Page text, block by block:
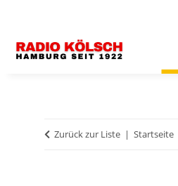
Zurück zur Liste Startseite